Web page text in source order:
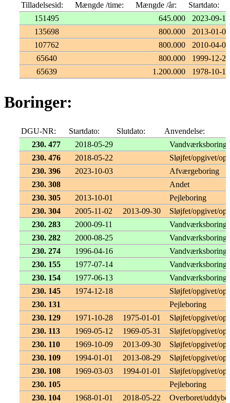
Tilladelsesid: Mængde /time: Mængde /år:
Startdato:
151495
645.000
2023-09-15
135698
800.000
2013-01-01
107762
800.000
2010-04-01
65640
800.000
1999-12-29
65639
1.200.000 1978-10-16
Boringer:
DGU-NR: Startdato: Slutdato:
Anvendelse:
230. 477
2018-05-29
Vandværksboring
230. 476
2018-05-22
Sløjfet/opgivet/
230. 396
2023-10-03
Afværgeboring
230. 308
Andet
230. 305
2013-10-01
Pejleboring
230. 304
2005-11-02 2013-09-30
Sløjfet/opgivet/
230. 283
2000-09-11
Vandværksboring
230. 282
2000-08-25
Vandværksboring
230. 274
1996-04-16
Vandværksboring
230. 155
1977-07-14
Vandværksboring
230. 154
1977-06-13
Vandværksboring
230. 145
1974-12-18
Sløjfet/opgivet/
230. 131
Pejleboring
230. 129
1971-10-28 1975-01-01
Sløjfet/opgivet/
230. 113
1969-05-12 1969-05-31
Sløjfet/opgivet/
230. 110
1969-10-09 2013-09-30
Sløjfet/opgivet/
230. 109
1994-01-01 2013-08-29
Sløjfet/opgivet/
230. 108
1969-03-03 1994-01-01
Sløjfet/opgivet/
230. 105
Pejleboring
230. 104
1968-01-01 2018-05-22 Overboret/